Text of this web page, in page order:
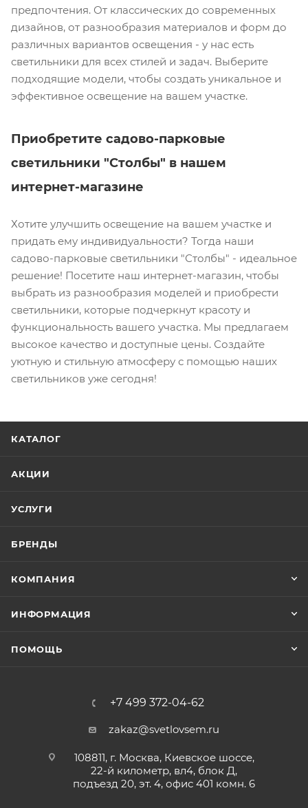
предпочтения. От классических до современных
дизайнов, от разнообразия материалов и форм до
различных вариантов освещения - у нас есть
светильники для всех стилей и задач. Выберите
подходящие модели, чтобы создать уникальное и
эффективное освещение на вашем участке.
Приобретите садово-парковые
светильники "Столбы" в нашем
интернет-магазине
Хотите улучшить освещение на вашем участке и
придать ему индивидуальности? Тогда наши
садово-парковые светильники "Столбы" - идеальное
решение! Посетите наш интернет-магазин, чтобы
выбрать из разнообразия моделей и приобрести
светильники, которые подчеркнут красоту и
функциональность вашего участка. Мы предлагаем
высокое качество и доступные цены. Создайте
уютную и стильную атмосферу с помощью наших
светильников уже сегодня!
КАТАЛОГ
АКЦИИ
УСЛУГИ
БРЕНДЫ
КОМПАНИЯ
ИНФОРМАЦИЯ
ПОМОЩЬ
+7 499 372-04-62
zakaz@svetlovsem.ru
108811, г. Москва, Киевское шоссе,
22-й километр, вл4, блок Д,
подъезд 20, эт. 4, офис 401 комн. 6